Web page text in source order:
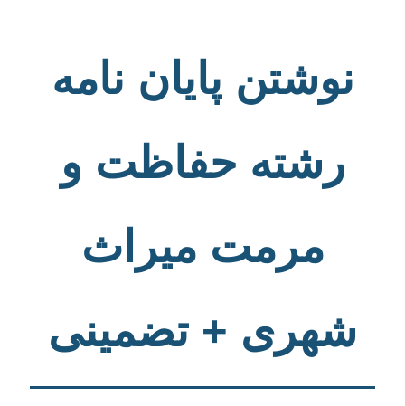
نوشتن پایان نامه
رشته حفاظت و
مرمت میراث
شهری + تضمینی